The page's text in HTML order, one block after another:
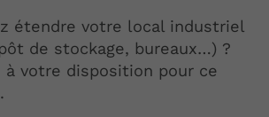
étendre votre local industriel
de stockage, bureaux…) ?
à votre disposition pour ce